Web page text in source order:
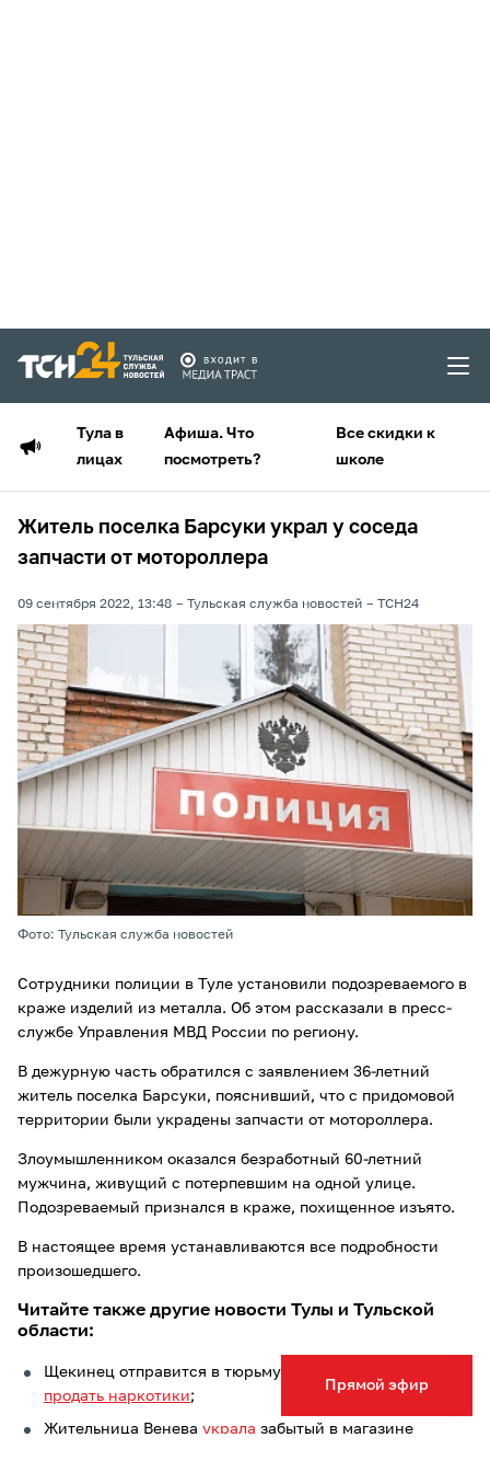
Тула в
лицах
Афиша. Что
посмотреть?
Все скидки к
школе
Прямой эфир
Житель поселка Барсуки украл у соседа
запчасти от мотороллера
09 сентября 2022, 13:48 Тульская служба новостей ТСН24
Фото: Тульская служба новостей
Сотрудники полиции в Туле установили подозреваемого в
краже изделий из металла. Об этом рассказали в пресс-
службе Управления МВД России по региону.
В дежурную часть обратился с заявлением 36-летний
житель поселка Барсуки, пояснивший, что с придомовой
территории были украдены запчасти от мотороллера.
Злоумышленником оказался безработный 60-летний
мужчина, живущий с потерпевшим на одной улице.
Подозреваемый признался в краже, похищенное изъято.
В настоящее время устанавливаются все подробности
произошедшего.
Читайте также другие новости Тулы и Тульской
области:
Щекинец отправится в тюрьму на семь лет за попытку
продать наркотики;
Жительница Венева украла забытый в магазине